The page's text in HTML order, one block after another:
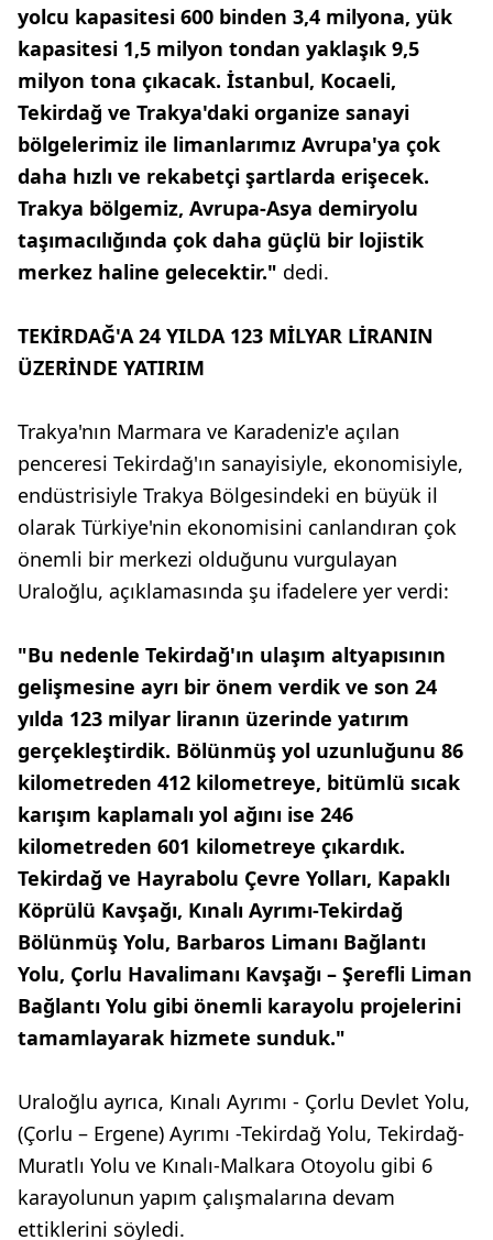
yolcu kapasitesi 600 binden 3,4 milyona, yük
kapasitesi 1,5 milyon tondan yaklaşık 9,5
milyon tona çıkacak. İstanbul, Kocaeli,
Tekirdağ ve Trakya'daki organize sanayi
bölgelerimiz ile limanlarımız Avrupa'ya çok
daha hızlı ve rekabetçi şartlarda erişecek.
Trakya bölgemiz, Avrupa-Asya demiryolu
taşımacılığında çok daha güçlü bir lojistik
merkez haline gelecektir." dedi.
TEKİRDAĞ'A 24 YILDA 123 MİLYAR LİRANIN
ÜZERİNDE YATIRIM
Trakya'nın Marmara ve Karadeniz'e açılan
penceresi Tekirdağ'ın sanayisiyle, ekonomisiyle,
endüstrisiyle Trakya Bölgesindeki en büyük il
olarak Türkiye'nin ekonomisini canlandıran çok
önemli bir merkezi olduğunu vurgulayan
Uraloğlu, açıklamasında şu ifadelere yer verdi:
"Bu nedenle Tekirdağ'ın ulaşım altyapısının
gelişmesine ayrı bir önem verdik ve son 24
yılda 123 milyar liranın üzerinde yatırım
gerçekleştirdik. Bölünmüş yol uzunluğunu 86
kilometreden 412 kilometreye, bitümlü sıcak
karışım kaplamalı yol ağını ise 246
kilometreden 601 kilometreye çıkardık.
Tekirdağ ve Hayrabolu Çevre Yolları, Kapaklı
Köprülü Kavşağı, Kınalı Ayrımı-Tekirdağ
Bölünmüş Yolu, Barbaros Limanı Bağlantı
Yolu, Çorlu Havalimanı Kavşağı – Şerefli Liman
Bağlantı Yolu gibi önemli karayolu projelerini
tamamlayarak hizmete sunduk."
Uraloğlu ayrıca, Kınalı Ayrımı - Çorlu Devlet Yolu,
(Çorlu – Ergene) Ayrımı -Tekirdağ Yolu, Tekirdağ-
Muratlı Yolu ve Kınalı-Malkara Otoyolu gibi 6
karayolunun yapım çalışmalarına devam
ettiklerini söyledi.